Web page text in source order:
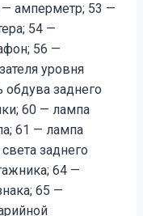
— амперметр; 53 —
54 —
56 —
уровня
обдува заднего
60 — лампа
61 — лампа
заднего
64 —
65 —